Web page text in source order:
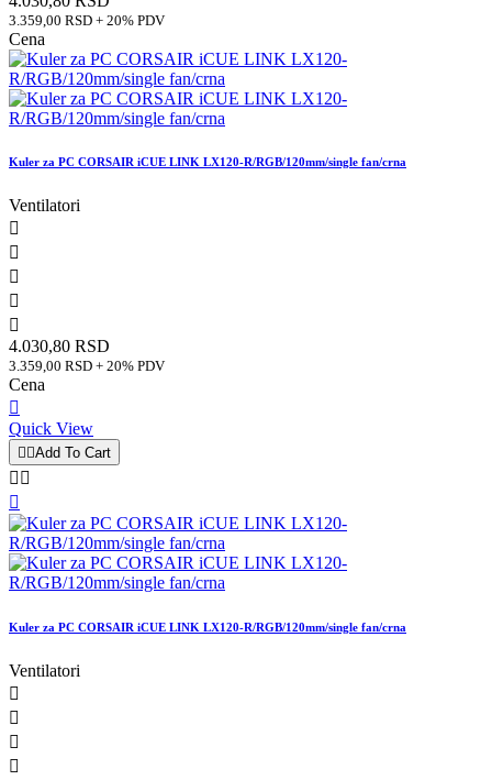
3.359,00 RSD + 20% PDV
Cena
Kuler za PC CORSAIR iCUE LINK LX120-R/RGB/120mm/single fan/crna
Ventilatori





4.030,80 RSD
3.359,00 RSD + 20% PDV
Cena

Quick View
 Add To Cart
 

Kuler za PC CORSAIR iCUE LINK LX120-R/RGB/120mm/single fan/crna
Ventilatori



